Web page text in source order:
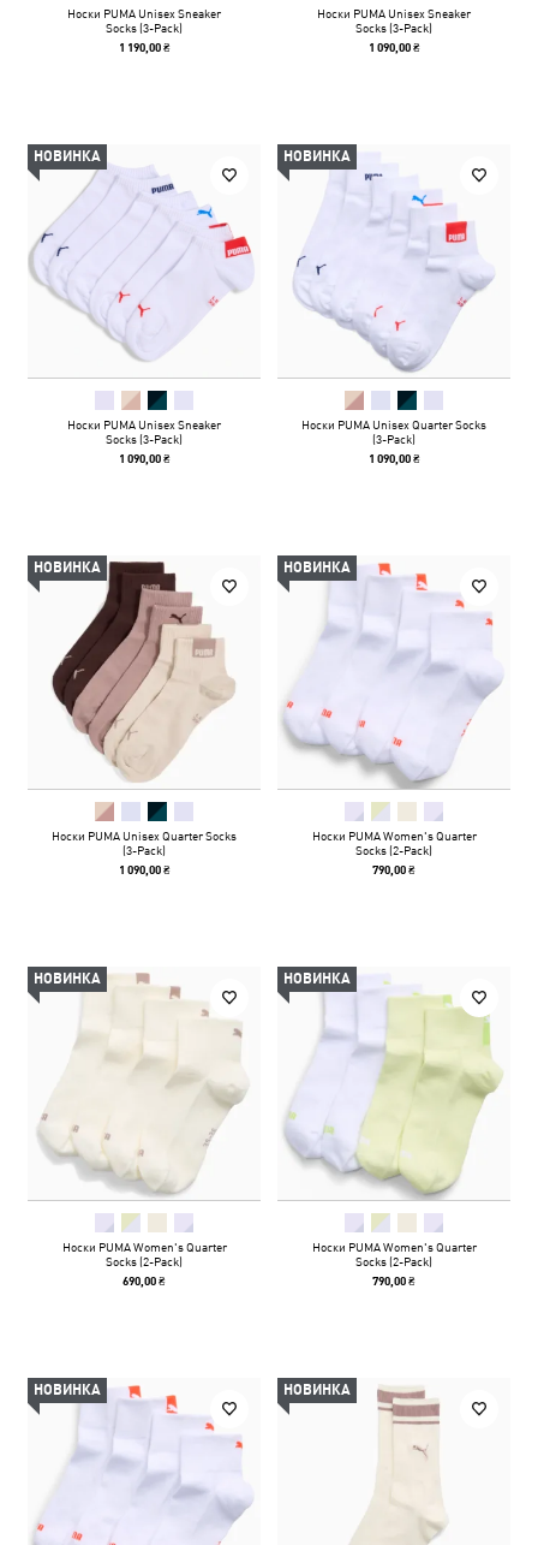
Носки PUMA Unisex Sneaker
Socks (3-Pack)
1 190,00 ₴
Носки PUMA Unisex Sneaker
Socks (3-Pack)
1 090,00 ₴
НОВИНКА
Носки PUMA Unisex Sneaker
Socks (3-Pack)
1 090,00 ₴
НОВИНКА
Носки PUMA Unisex Quarter Socks
(3-Pack)
1 090,00 ₴
НОВИНКА
Носки PUMA Unisex Quarter Socks
(3-Pack)
1 090,00 ₴
НОВИНКА
Носки PUMA Women's Quarter
Socks (2-Pack)
790,00 ₴
НОВИНКА
Носки PUMA Women's Quarter
Socks (2-Pack)
690,00 ₴
НОВИНКА
Носки PUMA Women's Quarter
Socks (2-Pack)
790,00 ₴
НОВИНКА НОВИНКА